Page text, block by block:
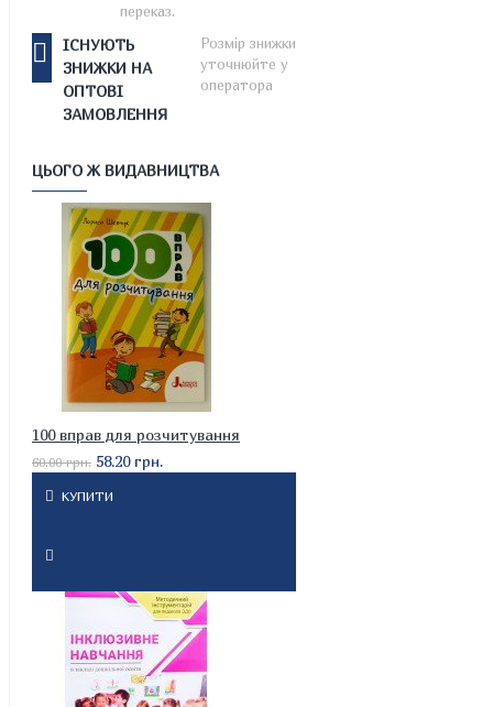
переказ.
ІСНУЮТЬ
ЗНИЖКИ НА
ОПТОВІ
ЗАМОВЛЕННЯ
Розмір знижки
уточнюйте у
оператора
ЦЬОГО Ж ВИДАВНИЦТВА
100 вправ для розчитування
60.00 грн. 58.20 грн.
КУПИТИ